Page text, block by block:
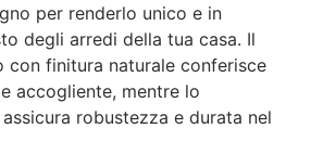
per renderlo unico e in
degli arredi della tua casa. Il
con finitura naturale conferisce
accogliente, mentre lo
robustezza e durata nel